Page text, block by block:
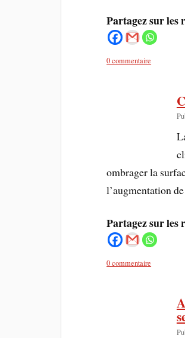
Partagez sur les
0 commentaire
ombrager la
l’augmentation
Partagez sur les
0 commentaire